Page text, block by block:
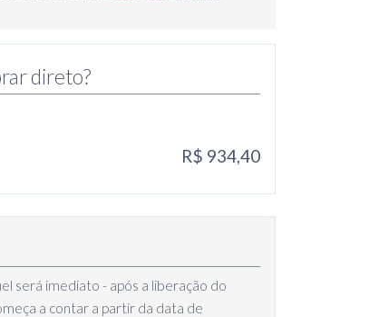
direto?
R$ 934,40
será imediato - após a liberação do
a contar a partir da data de